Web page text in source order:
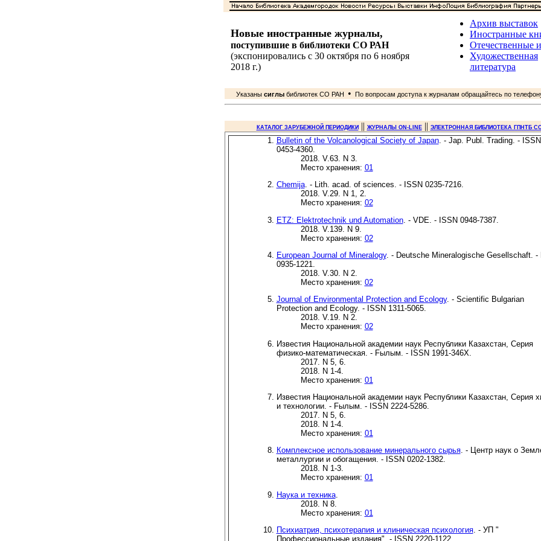
Новые иностранные журналы,
поступившие в библиотеки СО РАН
(экспонировались с 30 октября по 6 ноября
2018 г.)
Архив выставок
Иностранные
Отечественные
Художественная
литература
Указаны сиглы библиотек СО РАН • По вопросам доступа к журналам обращайтесь по
КАТАЛОГ ЗАРУБЕЖНОЙ ПЕРИОДИКИ|| ЖУРНАЛЫ ON-LINE|| ЭЛЕКТРОННАЯ БИБЛИОТЕКА ГПНТБ
Bulletin of the Volcanological Society of Japan. - Jap. Publ. Trading. - ISSN
0453-4360.
2018. V.63. N 3.
Место хранения: 01
Chemija. - Lith. acad. of sciences. - ISSN 0235-7216.
2018. V.29. N 1, 2.
Место хранения: 02
ETZ: Elektrotechnik und Automation. - VDE. - ISSN 0948-7387.
2018. V.139. N 9.
Место хранения: 02
European Journal of Mineralogy. - Deutsche Mineralogische Gesellschaft. -
0935-1221.
2018. V.30. N 2.
Место хранения: 02
Journal of Environmental Protection and Ecology. - Scientific Bulgarian
Protection and Ecology. - ISSN 1311-5065.
2018. V.19. N 2.
Место хранения: 02
Известия Национальной академии наук Республики Казахстан, Серия
физико-математическая. - Fылым. - ISSN 1991-346X.
2017. N 5, 6.
2018. N 1-4.
Место хранения: 01
Известия Национальной академии наук Республики Казахстан, Серия
и технологии. - Fылым. - ISSN 2224-5286.
2017. N 5, 6.
2018. N 1-4.
Место хранения: 01
Комплексное использование минерального сырья. - Центр наук о
металлургии и обогащения. - ISSN 0202-1382.
2018. N 1-3.
Место хранения: 01
Наука и техника.
2018. N 8.
Место хранения: 01
Психиатрия, психотерапия и клиническая психология. - УП "
Профессиональные издания". - ISSN 2220-1122.